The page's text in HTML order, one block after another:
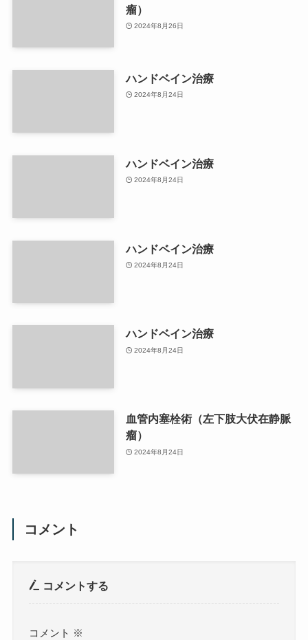
瘤）
2024年8月26日
ハンドベイン治療
2024年8月24日
ハンドベイン治療
2024年8月24日
ハンドベイン治療
2024年8月24日
ハンドベイン治療
2024年8月24日
血管内塞栓術（左下肢大伏在静脈
瘤）
2024年8月24日
コメント
コメントする
コメント ※